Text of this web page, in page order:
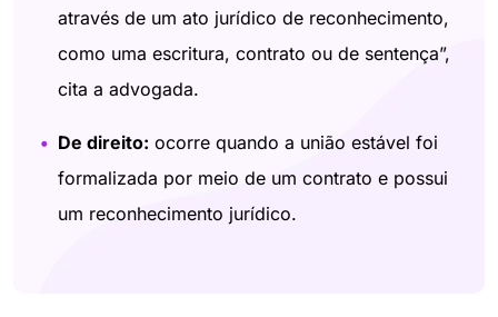
através de um ato jurídico de reconhecimento,
como uma escritura, contrato ou de sentença”,
cita a advogada.
De direito: ocorre quando a união estável foi
formalizada por meio de um contrato e possui
um reconhecimento jurídico.